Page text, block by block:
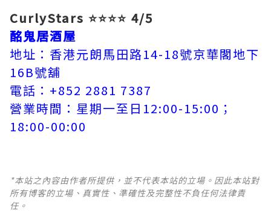
CurlyStars ⭐⭐⭐⭐ 4/5
酩鬼居酒屋
地址：香港元朗馬田路14-18號京華閣地下
16B號舖
電話：+852 2881 7387
營業時間：星期一至日12:00-15:00；
18:00-00:00
*本站之內容由作者所提供，並不代表本站的立場。因此本站對
所有博客的立場、真實性、準確性及完整性不負任何法律責
任。